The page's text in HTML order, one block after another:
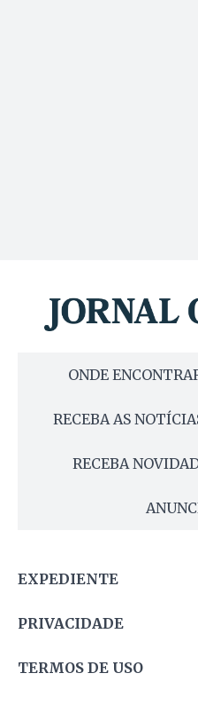
ONDE
RECEBA AS
RECEBA
EXPEDIENTE
PRIVACIDADE
TERMOS DE USO